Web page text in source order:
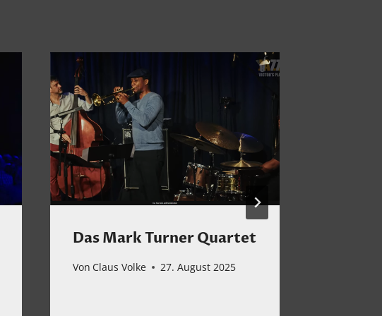
Das Mark Turner Quartet
Von Claus Volke 27. August 2025